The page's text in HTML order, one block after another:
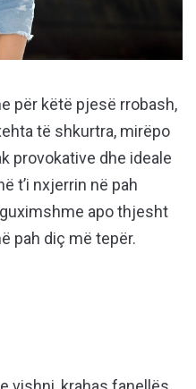
për këtë pjesë rrobash,
të shkurtra, mirëpo
provokative dhe ideale
t’i nxjerrin në pah
apo thjesht
pah diç më tepër.